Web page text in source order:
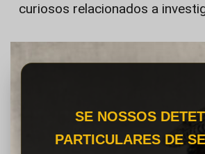
curiosos relacionados a
SE NOSSOS
PARTICULARES DE